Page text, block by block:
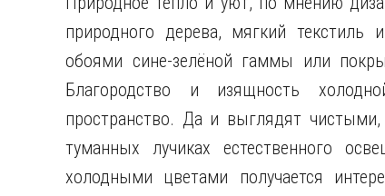
природного дерева, мягкий
обоями сине-зелёной гаммы или
Благородство и изящность
пространство. Да и выглядят
туманных лучиках естественного
холодными цветами получается